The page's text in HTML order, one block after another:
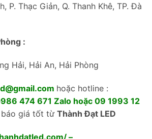
P. Thạc Giản, Q. Thanh Khê, TP. Đà
:
Hải, Hải An, Hải Phòng
hoặc hotline :
474 671 Zalo hoặc 09 1993 12
giá tốt từ Thành Đạt LED
–